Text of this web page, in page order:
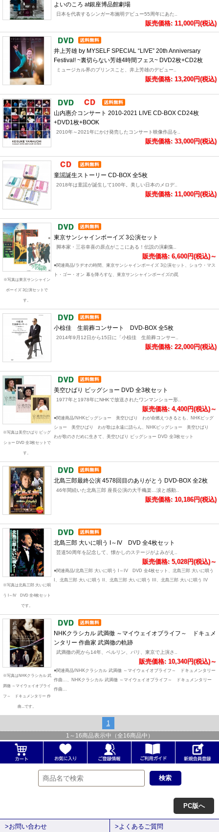
よいのころ at銀座博品館劇場
日本を代表するシンガー布施明デビュー55周年にあた..
販売価格: 11,000円(税込)
井上芳雄 by MYSELF SPECIAL “LIVE” 20th Anniversary
Festival! ~裏切らない芳雄4時間フェス~ DVD2枚+CD2枚
ミュージカル界のプリンスこと、井上芳雄のデビュー..
販売価格: 13,200円(税込)
山内惠介コンサート 2010-2021 LIVE CD-BOX CD24枚
+DVD1枚+BOOK
2010年～2021年にかけ発売したコンサート映像作品を..
販売価格: 33,000円(税込)
童謡誕生ストーリー CD-BOX 全5枚
2018年は童謡が誕生して100年。美しい日本のメロデ..
販売価格: 11,000円(税込)
※写真は東京サンシャイン
ボーイズ 3公演セットで
す。
東京サンシャインボーイズ 3公演セット
脚本家・三谷幸喜の原点がここにある！伝説の演劇集..
販売価格: 6,600円(税込)～
●関連商品/ラヂオの時間、東京サンシャインボーイズ 3公演セット、ショウ・マス
ト・ゴー・オン 幕を降ろすな、東京サンシャインボーイズの罠
小椋佳 生前葬コンサート DVD-BOX 全5枚
2014年9月12日から15日に「小椋佳 生前葬コンサー..
販売価格: 22,000円(税込)
※写真は美空ひばり ビッグ
ショー DVD 全3枚セットで
す。
美空ひばり ビッグショー DVD 全3枚セット
1977年と1978年にNHKで放送されたワンマンショー形..
販売価格: 4,400円(税込)～
●関連商品/NHKビッグショー 美空ひばり わが命燃えつきるとも、NHKビッグ
ショー 美空ひばり わが歌は永遠に語らん、NHKビッグショー 美空ひばり
わが歌のさだめに生きて、美空ひばり ビッグショー DVD 全3枚セット
北島三郎最終公演 4578回目のありがとう DVD-BOX 全2枚
46年間続いた北島三郎 座長公演の大千穐楽…涙と感動..
販売価格: 10,186円(税込)
※写真は北島三郎 大いに唄
う I～IV DVD 全4枚セット
です。
北島三郎 大いに唄う I～IV DVD 全4枚セット
芸道50周年を記念して、懐かしのステージがよみがえ..
販売価格: 5,028円(税込)～
●関連商品/北島三郎 大いに唄う I～IV DVD 全4枚セット、北島三郎 大いに唄う
I、北島三郎 大いに唄う II、北島三郎 大いに唄う III、北島三郎 大いに唄う IV
※写真はNHKクラシカル 武
満徹 ～マイウェイオブライ
フ～ ドキュメンタリー 作
曲...です。
NHKクラシカル 武満徹 ～マイウェイオブライフ～ ドキュメ
ンタリー 作曲家 武満徹の軌跡
武満徹の死から14年、ベルリン、パリ、東京で上演さ..
販売価格: 10,340円(税込)～
●関連商品/NHKクラシカル 武満徹 ～マイウェイオブライフ～ ドキュメンタリー
作曲...、NHKクラシカル 武満徹 ～マイウェイオブライフ～ ドキュメンタリー
作曲...
1
1 ～ 16商品表示中（全16商品中）
PC版へ
>お問い合わせ >よくあるご質問